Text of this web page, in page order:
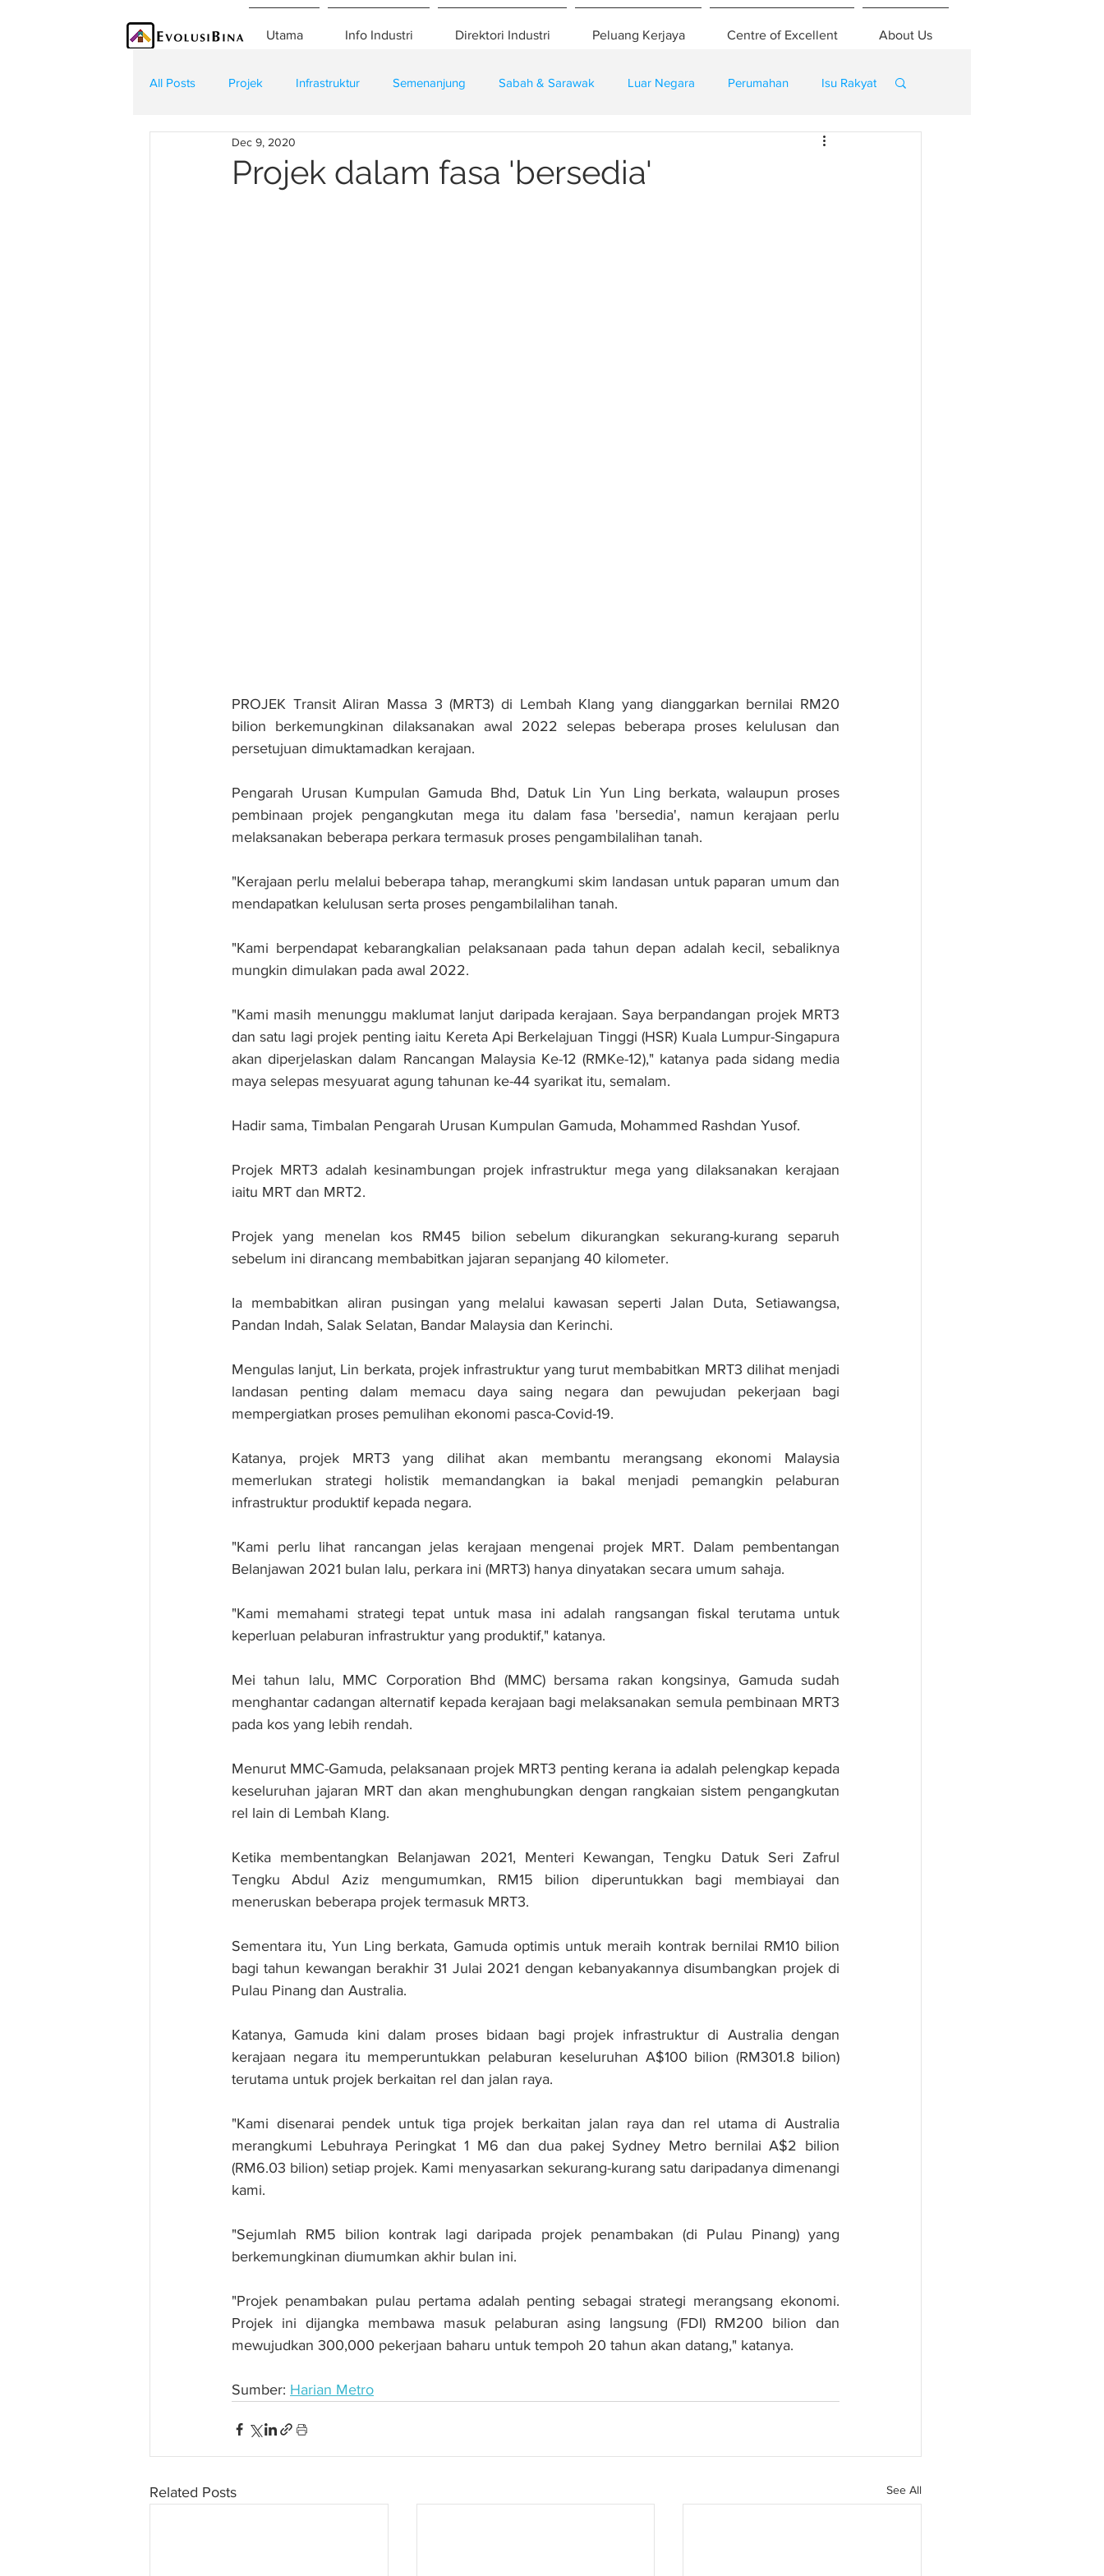
Utama Info Industri Direktori Industri Peluang Kerjaya Centre of Excellent About Us
All Posts Projek Infrastruktur Semenanjung Sabah & Sarawak Luar Negara Perumahan Isu Rakyat
Teknologi Kontraktor
Projek dalam fasa 'bersedia'
Dec 9, 2020
PROJEK Transit Aliran Massa 3 (MRT3) di Lembah Klang yang dianggarkan bernilai RM20
bilion berkemungkinan dilaksanakan awal 2022 selepas beberapa proses kelulusan dan
persetujuan dimuktamadkan kerajaan.
Pengarah Urusan Kumpulan Gamuda Bhd, Datuk Lin Yun Ling berkata, walaupun proses
pembinaan projek pengangkutan mega itu dalam fasa 'bersedia', namun kerajaan perlu
melaksanakan beberapa perkara termasuk proses pengambilalihan tanah.
"Kerajaan perlu melalui beberapa tahap, merangkumi skim landasan untuk paparan umum dan
mendapatkan kelulusan serta proses pengambilalihan tanah.
"Kami berpendapat kebarangkalian pelaksanaan pada tahun depan adalah kecil, sebaliknya
mungkin dimulakan pada awal 2022.
"Kami masih menunggu maklumat lanjut daripada kerajaan. Saya berpandangan projek MRT3
dan satu lagi projek penting iaitu Kereta Api Berkelajuan Tinggi (HSR) Kuala Lumpur-Singapura
akan diperjelaskan dalam Rancangan Malaysia Ke-12 (RMKe-12)," katanya pada sidang media
maya selepas mesyuarat agung tahunan ke-44 syarikat itu, semalam.
Hadir sama, Timbalan Pengarah Urusan Kumpulan Gamuda, Mohammed Rashdan Yusof.
Projek MRT3 adalah kesinambungan projek infrastruktur mega yang dilaksanakan kerajaan
iaitu MRT dan MRT2.
Projek yang menelan kos RM45 bilion sebelum dikurangkan sekurang-kurang separuh
sebelum ini dirancang membabitkan jajaran sepanjang 40 kilometer.
Ia membabitkan aliran pusingan yang melalui kawasan seperti Jalan Duta, Setiawangsa,
Pandan Indah, Salak Selatan, Bandar Malaysia dan Kerinchi.
Mengulas lanjut, Lin berkata, projek infrastruktur yang turut membabitkan MRT3 dilihat menjadi
landasan penting dalam memacu daya saing negara dan pewujudan pekerjaan bagi
mempergiatkan proses pemulihan ekonomi pasca-Covid-19.
Katanya, projek MRT3 yang dilihat akan membantu merangsang ekonomi Malaysia
memerlukan strategi holistik memandangkan ia bakal menjadi pemangkin pelaburan
infrastruktur produktif kepada negara.
"Kami perlu lihat rancangan jelas kerajaan mengenai projek MRT. Dalam pembentangan
Belanjawan 2021 bulan lalu, perkara ini (MRT3) hanya dinyatakan secara umum sahaja.
"Kami memahami strategi tepat untuk masa ini adalah rangsangan fiskal terutama untuk
keperluan pelaburan infrastruktur yang produktif," katanya.
Mei tahun lalu, MMC Corporation Bhd (MMC) bersama rakan kongsinya, Gamuda sudah
menghantar cadangan alternatif kepada kerajaan bagi melaksanakan semula pembinaan MRT3
pada kos yang lebih rendah.
Menurut MMC-Gamuda, pelaksanaan projek MRT3 penting kerana ia adalah pelengkap kepada
keseluruhan jajaran MRT dan akan menghubungkan dengan rangkaian sistem pengangkutan
rel lain di Lembah Klang.
Ketika membentangkan Belanjawan 2021, Menteri Kewangan, Tengku Datuk Seri Zafrul
Tengku Abdul Aziz mengumumkan, RM15 bilion diperuntukkan bagi membiayai dan
meneruskan beberapa projek termasuk MRT3.
Sementara itu, Yun Ling berkata, Gamuda optimis untuk meraih kontrak bernilai RM10 bilion
bagi tahun kewangan berakhir 31 Julai 2021 dengan kebanyakannya disumbangkan projek di
Pulau Pinang dan Australia.
Katanya, Gamuda kini dalam proses bidaan bagi projek infrastruktur di Australia dengan
kerajaan negara itu memperuntukkan pelaburan keseluruhan A$100 bilion (RM301.8 bilion)
terutama untuk projek berkaitan rel dan jalan raya.
"Kami disenarai pendek untuk tiga projek berkaitan jalan raya dan rel utama di Australia
merangkumi Lebuhraya Peringkat 1 M6 dan dua pakej Sydney Metro bernilai A$2 bilion
(RM6.03 bilion) setiap projek. Kami menyasarkan sekurang-kurang satu daripadanya dimenangi
kami.
"Sejumlah RM5 bilion kontrak lagi daripada projek penambakan (di Pulau Pinang) yang
berkemungkinan diumumkan akhir bulan ini.
"Projek penambakan pulau pertama adalah penting sebagai strategi merangsang ekonomi.
Projek ini dijangka membawa masuk pelaburan asing langsung (FDI) RM200 bilion dan
mewujudkan 300,000 pekerjaan baharu untuk tempoh 20 tahun akan datang," katanya.
Sumber: Harian Metro
Related Posts See All